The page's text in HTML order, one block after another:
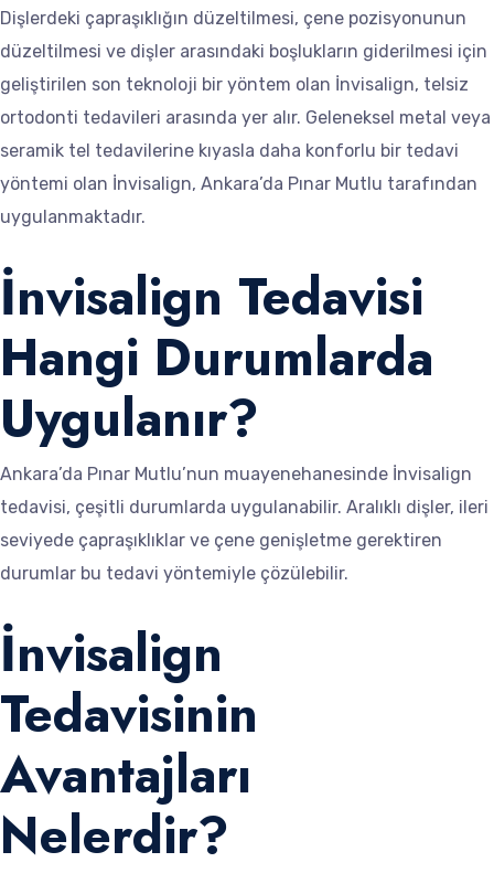
Dişlerdeki çapraşıklığın düzeltilmesi, çene pozisyonunun
düzeltilmesi ve dişler arasındaki boşlukların giderilmesi için
geliştirilen son teknoloji bir yöntem olan İnvisalign, telsiz
ortodonti tedavileri arasında yer alır. Geleneksel metal veya
seramik tel tedavilerine kıyasla daha konforlu bir tedavi
yöntemi olan İnvisalign, Ankara’da Pınar Mutlu tarafından
uygulanmaktadır.
İnvisalign Tedavisi
Hangi Durumlarda
Uygulanır?
Ankara’da Pınar Mutlu’nun muayenehanesinde İnvisalign
tedavisi, çeşitli durumlarda uygulanabilir. Aralıklı dişler, ileri
seviyede çapraşıklıklar ve çene genişletme gerektiren
durumlar bu tedavi yöntemiyle çözülebilir.
İnvisalign
Tedavisinin
Avantajları
Nelerdir?